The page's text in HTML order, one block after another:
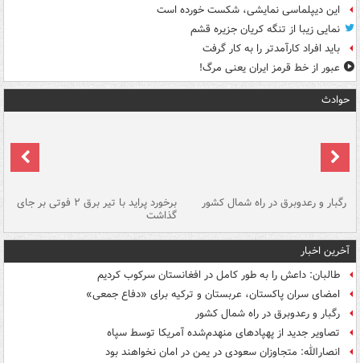
این دیپلماسی نمایشی، شکست خورده است
نمایی زیبا از تنگه کریان جزیره قشم
باید افراد کارآمدتر را به کار گرفت
عبور از خط قرمز ایران یعنی مرگ!
حوادث
رگبار و رعدوبرق در راه شمال کشور برخورد پراید با تیر برق ۲ فوتی بر جای
گذاشت
آخرین اخبار
طالبان: داعش را به طور کامل در افغانستان سرکوب کردیم
امضای سران پاکستان، عربستان و ترکیه برای «دفاع جمعی»
رگبار و رعدوبرق در راه شمال کشور
تصاویر جدید از پهپادهای منهدم‌شده آمریکا توسط سپاه
انصارالله: متجاوزان سعودی در یمن در امان نخواهند بود